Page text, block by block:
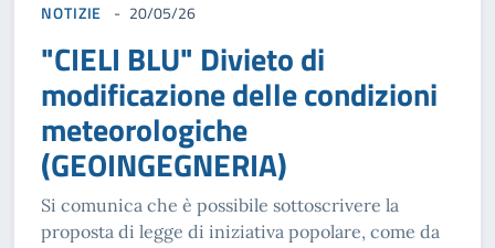
NOTIZIE 20/05/26
"CIELI BLU" Divieto di
modificazione delle condizioni
meteorologiche
(GEOINGEGNERIA)
Si comunica che è possibile sottoscrivere la
proposta di legge di iniziativa popolare, come da